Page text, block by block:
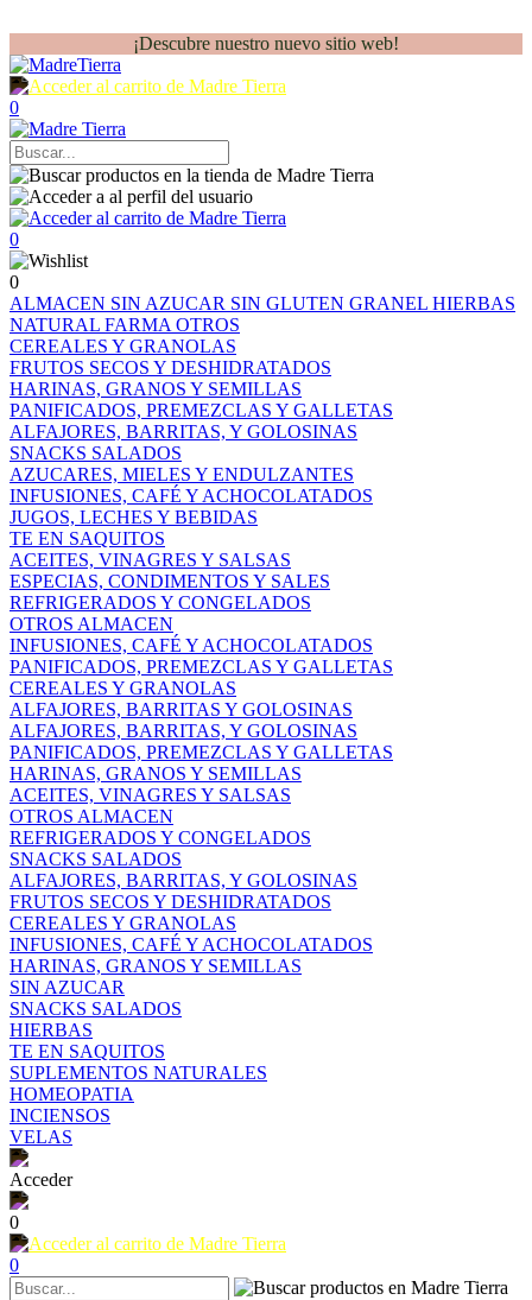
¡Descubre nuestro nuevo sitio web!
0
0
0
ALMACEN SIN AZUCAR SIN GLUTEN GRANEL HIERBAS
NATURAL FARMA OTROS
CEREALES Y GRANOLAS
FRUTOS SECOS Y DESHIDRATADOS
HARINAS, GRANOS Y SEMILLAS
PANIFICADOS, PREMEZCLAS Y GALLETAS
ALFAJORES, BARRITAS, Y GOLOSINAS
SNACKS SALADOS
AZUCARES, MIELES Y ENDULZANTES
INFUSIONES, CAFÉ Y ACHOCOLATADOS
JUGOS, LECHES Y BEBIDAS
TE EN SAQUITOS
ACEITES, VINAGRES Y SALSAS
ESPECIAS, CONDIMENTOS Y SALES
REFRIGERADOS Y CONGELADOS
OTROS ALMACEN
INFUSIONES, CAFÉ Y ACHOCOLATADOS
PANIFICADOS, PREMEZCLAS Y GALLETAS
CEREALES Y GRANOLAS
ALFAJORES, BARRITAS Y GOLOSINAS
ALFAJORES, BARRITAS, Y GOLOSINAS
PANIFICADOS, PREMEZCLAS Y GALLETAS
HARINAS, GRANOS Y SEMILLAS
ACEITES, VINAGRES Y SALSAS
OTROS ALMACEN
REFRIGERADOS Y CONGELADOS
SNACKS SALADOS
ALFAJORES, BARRITAS, Y GOLOSINAS
FRUTOS SECOS Y DESHIDRATADOS
CEREALES Y GRANOLAS
INFUSIONES, CAFÉ Y ACHOCOLATADOS
HARINAS, GRANOS Y SEMILLAS
SIN AZUCAR
SNACKS SALADOS
HIERBAS
TE EN SAQUITOS
SUPLEMENTOS NATURALES
HOMEOPATIA
INCIENSOS
VELAS
Acceder
0
0